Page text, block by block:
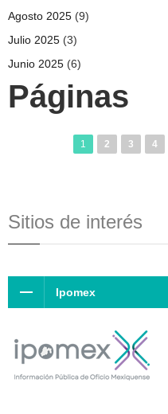
Agosto 2025 (9)
Julio 2025 (3)
Junio 2025 (6)
Páginas
1 2 3 4
Sitios de interés
Ipomex